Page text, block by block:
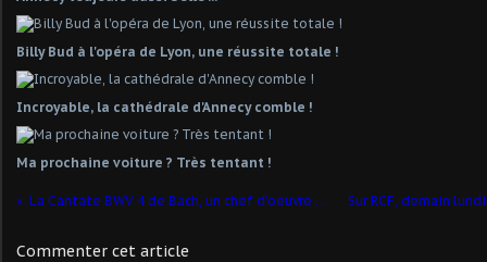
Billy Bud à l'opéra de Lyon, une réussite totale !
Incroyable, la cathédrale d'Annecy comble !
Ma prochaine voiture ? Très tentant !
La Cantate BWV 4 de Bach, un chef d'oeuvre de jeunesse sur RCF
Commenter cet article